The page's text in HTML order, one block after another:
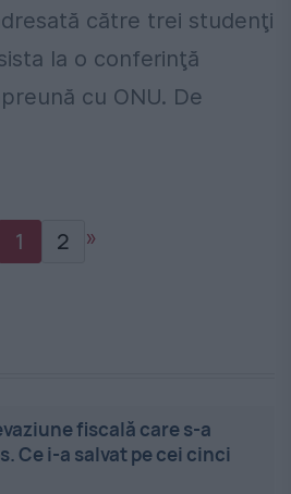
către trei studenţi
la o conferinţă
cu ONU. De
1 2 »
fiscală care s-a
Ce i-a salvat pe cei cinci